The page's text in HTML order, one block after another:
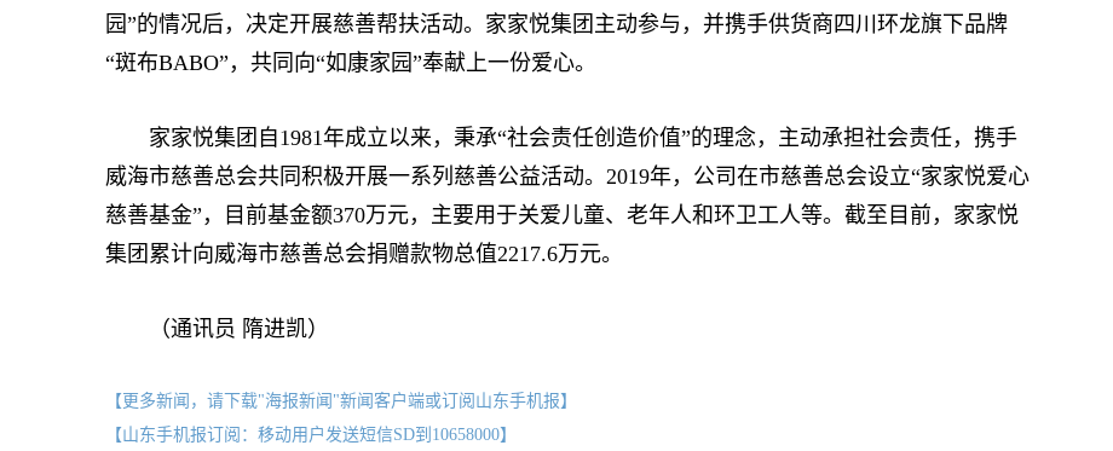
园”的情况后，决定开展慈善帮扶活动。家家悦集团主动参与，并携手供货商四川环龙旗下品牌
“斑布BABO”，共同向“如康家园”奉献上一份爱心。
家家悦集团自1981年成立以来，秉承“社会责任创造价值”的理念，主动承担社会责任，携手
威海市慈善总会共同积极开展一系列慈善公益活动。2019年，公司在市慈善总会设立“家家悦爱心
慈善基金”，目前基金额370万元，主要用于关爱儿童、老年人和环卫工人等。截至目前，家家悦
集团累计向威海市慈善总会捐赠款物总值2217.6万元。
（通讯员 隋进凯）
【更多新闻，请下载"海报新闻"新闻客户端或订阅山东手机报】
【山东手机报订阅：移动用户发送短信SD到10658000】